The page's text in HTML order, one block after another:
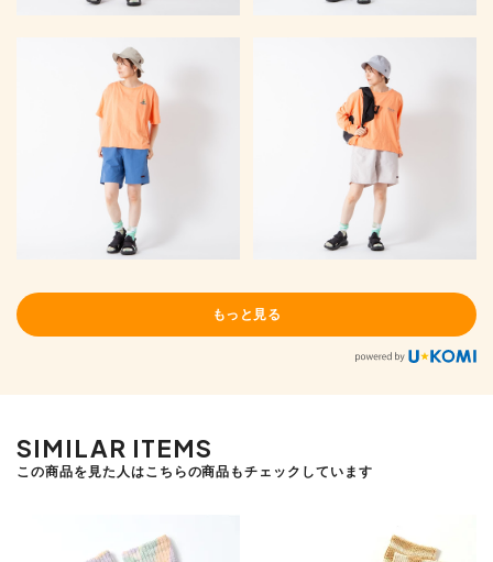
もっと見る
SIMILAR ITEMS
この商品を見た人はこちらの商品もチェックしています